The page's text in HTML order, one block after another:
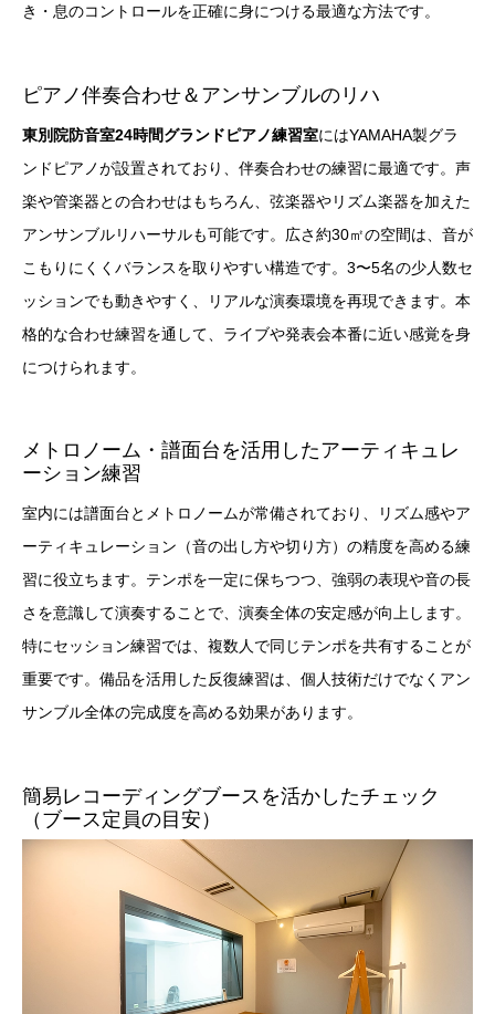
き・息のコントロールを正確に身につける最適な方法です。
ピアノ伴奏合わせ＆アンサンブルのリハ
東別院防音室24時間グランドピアノ練習室にはYAMAHA製グラ
ンドピアノが設置されており、伴奏合わせの練習に最適です。声
楽や管楽器との合わせはもちろん、弦楽器やリズム楽器を加えた
アンサンブルリハーサルも可能です。広さ約30㎡の空間は、音が
こもりにくくバランスを取りやすい構造です。3〜5名の少人数セ
ッションでも動きやすく、リアルな演奏環境を再現できます。本
格的な合わせ練習を通して、ライブや発表会本番に近い感覚を身
につけられます。
メトロノーム・譜面台を活用したアーティキュレ
ーション練習
室内には譜面台とメトロノームが常備されており、リズム感やア
ーティキュレーション（音の出し方や切り方）の精度を高める練
習に役立ちます。テンポを一定に保ちつつ、強弱の表現や音の長
さを意識して演奏することで、演奏全体の安定感が向上します。
特にセッション練習では、複数人で同じテンポを共有することが
重要です。備品を活用した反復練習は、個人技術だけでなくアン
サンブル全体の完成度を高める効果があります。
簡易レコーディングブースを活かしたチェック
（ブース定員の目安）